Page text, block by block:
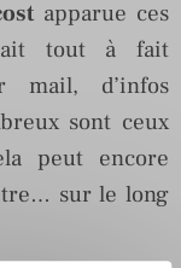
apparue ces
tout à fait
mail, d’infos
sont ceux
peut encore
sur le long